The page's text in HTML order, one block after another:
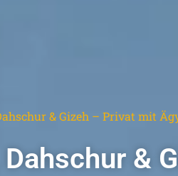
& Gizeh – Privat mit
&